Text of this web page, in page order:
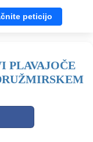
peticijo
PLAVAJOČE